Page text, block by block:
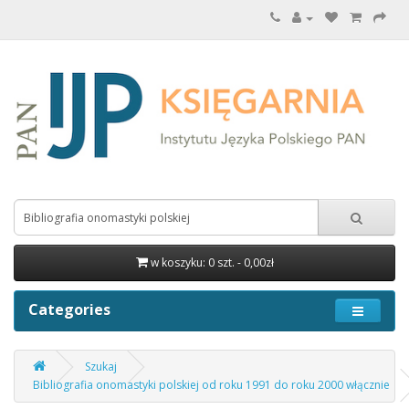
w koszyku: 0 szt. - 0,00zł
Categories
Szukaj
Bibliografia onomastyki polskiej od roku 1991 do roku 2000 włącznie